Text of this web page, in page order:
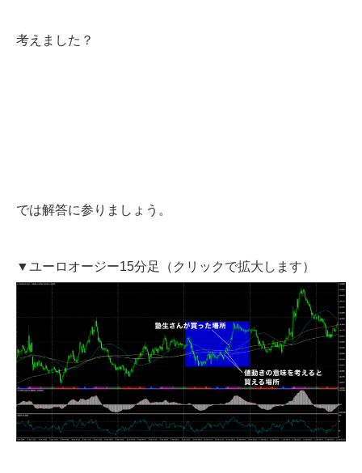
考えました？
では解答に参りましょう。
▼ユーロオージー15分足（クリックで拡大します）